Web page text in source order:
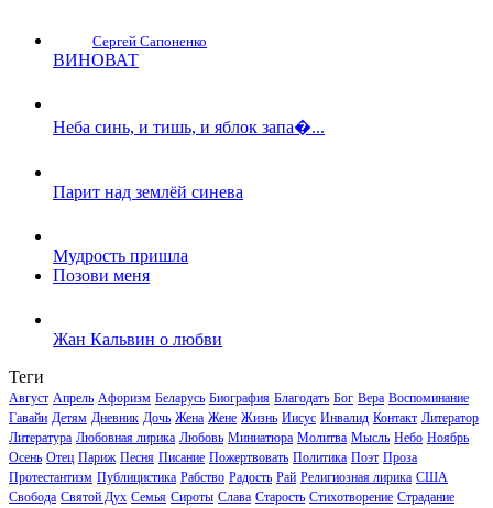
Сергей Сапоненко
ВИНОВАТ
Неба синь, и тишь, и яблок запа�...
Парит над землёй синева
Мудрость пришла
Позови меня
Жан Кальвин о любви
Теги
Август Апрель Афоризм Беларусь Биография Благодать Бог Вера Воспоминание
Гавайи Детям Дневник Дочь Жена Жене Жизнь Иисус Инвалид Контакт Литератор
Литература Любовная лирика Любовь Миниатюра Молитва Мысль Небо Ноябрь
Осень Отец Париж Песня Писание Пожертвовать Политика Поэт Проза
Протестантизм Публицистика Рабство Радость Рай Религиозная лирика США
Свобода Святой Дух Семья Сироты Слава Старость Стихотворение Страдание